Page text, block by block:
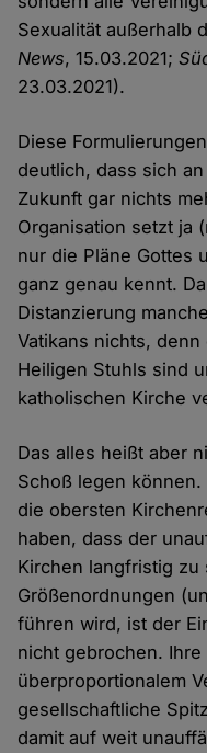
Sexualität außerhalb
News, 15.03.2021;
23.03.2021).
Diese
deutlich, dass sich
Zukunft gar nichts
Organisation setzt ja
nur die Pläne Gottes
ganz genau kennt.
Distanzierung
Vatikans nichts,
Heiligen Stuhls sind
katholischen Kirche
Das alles heißt aber
Schoß legen
die obersten
haben, dass der
Kirchen langfristig zu
Größenordnungen
führen wird, ist der
nicht gebrochen.
überproportionalem
gesellschaftliche
damit auf weit